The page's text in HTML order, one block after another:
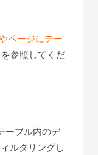
ページにテー
参照してくだ
ーブル内のデ
ルタリングし